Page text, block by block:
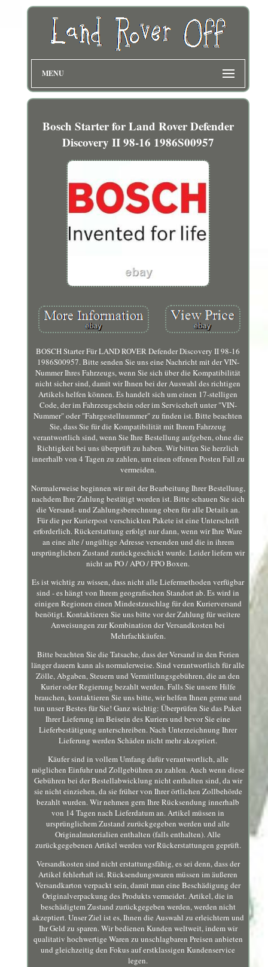
MENU
Bosch Starter for Land Rover Defender
Discovery II 98-16 1986S00957
BOSCH Starter Für LAND ROVER Defender Discovery II 98-16
1986S00957. Bitte senden Sie uns eine Nachricht mit der VIN-
Nummer Ihres Fahrzeugs, wenn Sie sich über die Kompatibilität
nicht sicher sind, damit wir Ihnen bei der Auswahl des richtigen
Artikels helfen können. Es handelt sich um einen 17-stelligen
Code, der im Fahrzeugschein oder im Serviceheft unter "VIN-
Nummer" oder "Fahrgestellnummer" zu finden ist. Bitte beachten
Sie, dass Sie für die Kompatibilität mit Ihrem Fahrzeug
verantwortlich sind, wenn Sie Ihre Bestellung aufgeben, ohne die
Richtigkeit bei uns überprüft zu haben. Wir bitten Sie herzlich
innerhalb von 4 Tagen zu zahlen, um einen offenen Posten Fall zu
vermeiden.
Normalerweise beginnen wir mit der Bearbeitung Ihrer Bestellung,
nachdem Ihre Zahlung bestätigt worden ist. Bitte schauen Sie sich
die Versand- und Zahlungsberechnung oben für alle Details an.
Für die per Kurierpost verschickten Pakete ist eine Unterschrift
erforderlich. Rückerstattung erfolgt nur dann, wenn wir Ihre Ware
an eine alte / ungültige Adresse versenden und die in ihrem
ursprünglichen Zustand zurückgeschickt wurde. Leider liefern wir
nicht an PO / APO / FPO Boxen.
Es ist wichtig zu wissen, dass nicht alle Liefermethoden verfügbar
sind - es hängt von Ihrem geografischen Standort ab. Es wird in
einigen Regionen einen Mindestzuschlag für den Kurierversand
benötigt. Kontaktieren Sie uns bitte vor der Zahlung für weitere
Anweisungen zur Kombination der Versandkosten bei
Mehrfachkäufen.
Bitte beachten Sie die Tatsache, dass der Versand in den Ferien
länger dauern kann als normalerweise. Sind verantwortlich für alle
Zölle, Abgaben, Steuern und Vermittlungsgebühren, die an den
Kurier oder Regierung bezahlt werden. Falls Sie unsere Hilfe
brauchen, kontaktieren Sie uns bitte, wir helfen Ihnen gerne und
tun unser Bestes für Sie! Ganz wichtig: Überprüfen Sie das Paket
Ihrer Lieferung im Beisein des Kuriers und bevor Sie eine
Lieferbestätigung unterschreiben. Nach Unterzeichnung Ihrer
Lieferung werden Schäden nicht mehr akzeptiert.
Käufer sind in vollem Umfang dafür verantwortlich, alle
möglichen Einfuhr und Zollgebühren zu zahlen. Auch wenn diese
Gebühren bei der Bestellabwicklung nicht enthalten sind, da wir
sie nicht einziehen, da sie früher von Ihrer örtlichen Zollbehörde
bezahlt wurden. Wir nehmen gern Ihre Rücksendung innerhalb
von 14 Tagen nach Lieferdatum an. Artikel müssen in
ursprünglichem Zustand zurückgegeben werden und alle
Originalmaterialien enthalten (falls enthalten). Alle
zurückgegebenen Artikel werden vor Rückerstattungen geprüft.
Versandkosten sind nicht erstattungsfähig, es sei denn, dass der
Artikel fehlerhaft ist. Rücksendungswaren müssen im äußeren
Versandkarton verpackt sein, damit man eine Beschädigung der
Originalverpackung des Produkts vermeidet. Artikel, die in
beschädigtem Zustand zurückgegeben werden, werden nicht
akzeptiert. Unser Ziel ist es, Ihnen die Auswahl zu erleichtern und
Ihr Geld zu sparen. Wir bedienen Kunden weltweit, indem wir
qualitativ hochwertige Waren zu unschlagbaren Preisen anbieten
und gleichzeitig den Fokus auf erstklassigen Kundenservice
legen.